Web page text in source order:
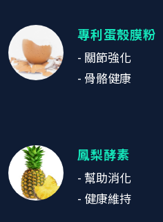
專利蛋殼膜粉
- 關節強化
- 骨骼健康
鳳梨酵素
- 幫助消化
- 健康維持